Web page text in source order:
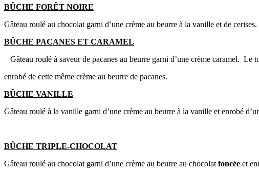
BÛCHE FORÊT NOIRE
Gâteau roulé au chocolat garni d’une crème au beurre à la vanille et de
BÛCHE PACANES ET CARAMEL
Gâteau roulé à saveur de pacanes au beurre garni d’une crème caramel. Le
enrobé de cette même crème au beurre de pacanes.
BÛCHE VANILLE
Gâteau roulé à la vanille garni d’une crème au beurre à la vanille et enrobé
BÛCHE TRIPLE-CHOCOLAT
Gâteau roulé au chocolat garni d’une crème au beurre au chocolat foncée et